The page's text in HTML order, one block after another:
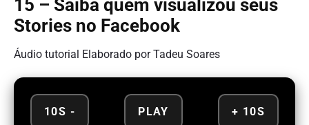
15 – Saiba quem visualizou seus
Stories no Facebook
Áudio tutorial Elaborado por Tadeu Soares
10S - PLAY + 10S